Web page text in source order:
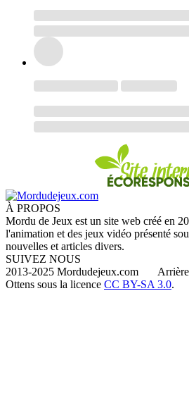
À PROPOS
Mordu de Jeux est un site web créé en
l'animation et des jeux vidéo présenté
nouvelles et articles divers.
SUIVEZ NOUS
2013-2025 Mordudejeux.com Arrière-
Ottens sous la licence CC BY-SA 3.0.